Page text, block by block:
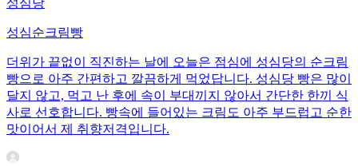
성심당
성심순크림빵
더위가 끝없이 직진하는 날에 오늘은 점심에 성심당의 순크림
빵으로 아주 간편하고 깔끔하게 먹었답니다. 성심당 빵은 많이
달지 않고, 먹고 난 후에 속이 부대끼지 않아서 간단한 한끼 식
사로 선호합니다. 빵속에 들어있는 크림도 아주 부드럽고 순한
맛이어서 제 취향저격입니다.